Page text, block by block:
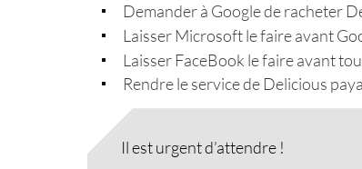
Demander à Google de racheter
Laisser Microsoft le faire avant
Laisser FaceBook le faire avant
Rendre le service de Delicious
Il est urgent d’attendre !